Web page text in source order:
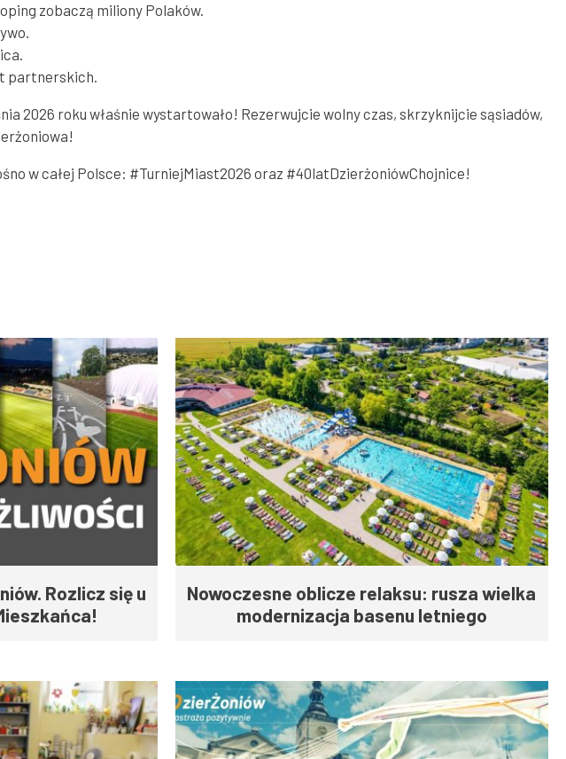
zobaczą miliony Polaków.
partnerskich.
2026 roku właśnie wystartowało! Rezerwujcie wolny czas, skrzyknijcie sąsiadów,
w całej Polsce: #TurniejMiast2026 oraz #40latDzierżoniówChojnice!
Rozlicz się u
Nowoczesne oblicze relaksu: rusza wielka
modernizacja basenu letniego